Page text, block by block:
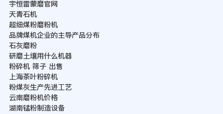
宇恒雷蒙磨官网
天青石机
超细煤粉磨粉机
品牌煤机企业的主导产品分布
石灰磨粉
研磨土壤用什么机器
粉碎机 筛子 出售
上海茶叶粉碎机
粉煤灰生产先进工艺
云南磨粉机价格
湖南锰粉制造设备